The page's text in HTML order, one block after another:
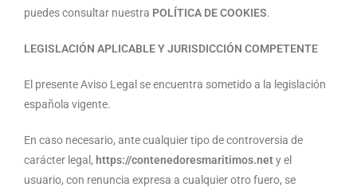
puedes consultar nuestra POLÍTICA DE COOKIES.
LEGISLACIÓN APLICABLE Y JURISDICCIÓN COMPETENTE
El presente Aviso Legal se encuentra sometido a la legislación
española vigente.
En caso necesario, ante cualquier tipo de controversia de
carácter legal, https://contenedoresmaritimos.nety el
usuario, con renuncia expresa a cualquier otro fuero, se